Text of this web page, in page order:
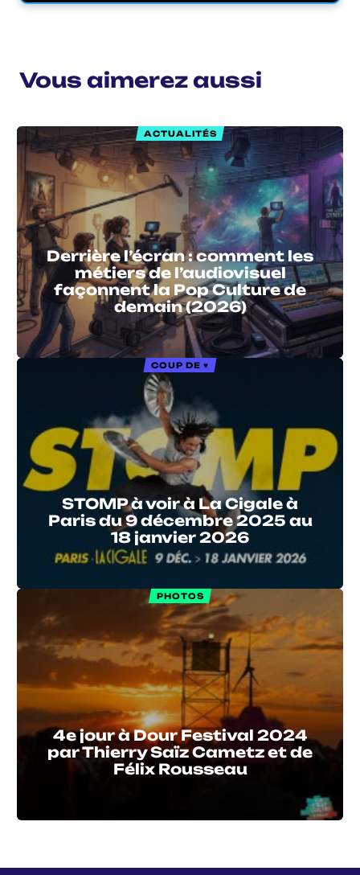
Vous aimerez aussi
ACTUALITÉS
Derrière l’écran : comment les
métiers de l’audiovisuel
façonnent la Pop Culture de
demain (2026)
COUP DE ♥
STOMP à voir à La Cigale à
Paris du 9 décembre 2025 au
18 janvier 2026
PHOTOS
4e jour à Dour Festival 2024
par Thierry Saïz Cametz et de
Félix Rousseau